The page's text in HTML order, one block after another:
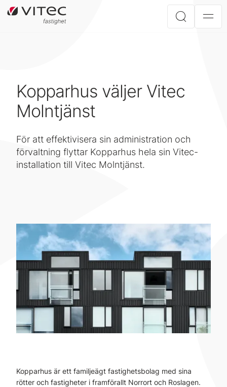
Kopparhus väljer Vitec
Molntjänst
För att effektivisera sin administration och
förvaltning flyttar Kopparhus hela sin Vitec-
installation till Vitec Molntjänst.
Kopparhus är ett familjeägt fastighetsbolag med sina
rötter och fastigheter i framförallt Norrort och Roslagen.